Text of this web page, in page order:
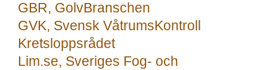
GBR, GolvBranschen
GVK, Svensk VåtrumsKontroll
Kretsloppsrådet
Lim.se, Sveriges Fog- och